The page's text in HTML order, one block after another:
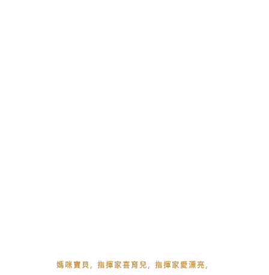
媽咪寶貝, 指揮家喜育兒, 指揮家愛漂亮,